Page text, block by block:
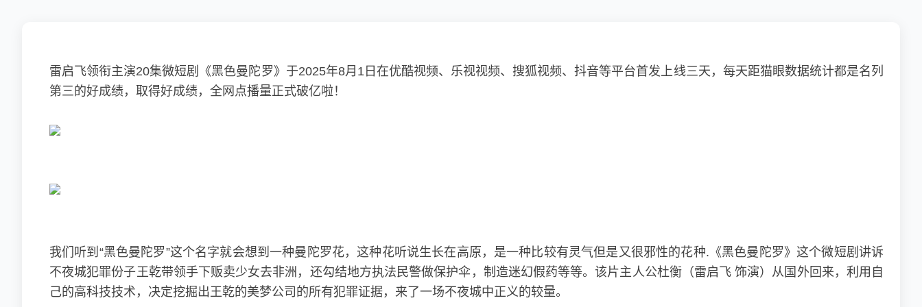
雷启飞领衔主演20集微短剧《黑色曼陀罗》于2025年8月1日在优酷视频、乐视视频、搜狐视频、抖音等平台首发上线三天，每天距猫眼数据统计都是名列
第三的好成绩，取得好成绩，全网点播量正式破亿啦！
我们听到“黑色曼陀罗”这个名字就会想到一种曼陀罗花，这种花听说生长在高原，是一种比较有灵气但是又很邪性的花种.《黑色曼陀罗》这个微短剧讲诉
不夜城犯罪份子王乾带领手下贩卖少女去非洲，还勾结地方执法民警做保护伞，制造迷幻假药等等。该片主人公杜衡（雷启飞 饰演）从国外回来，利用自
己的高科技技术，决定挖掘出王乾的美梦公司的所有犯罪证据，来了一场不夜城中正义的较量。